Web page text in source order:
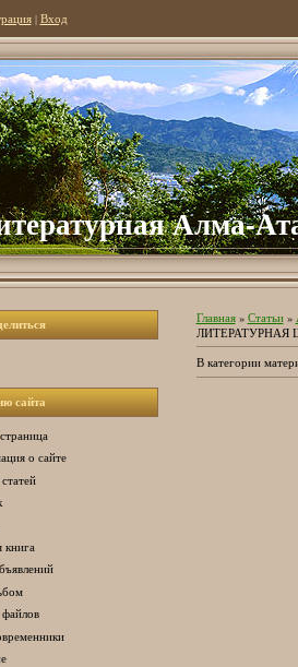
| Вход
Алма-
сайта
о сайте
книга
Главная» Статьи»
В категории